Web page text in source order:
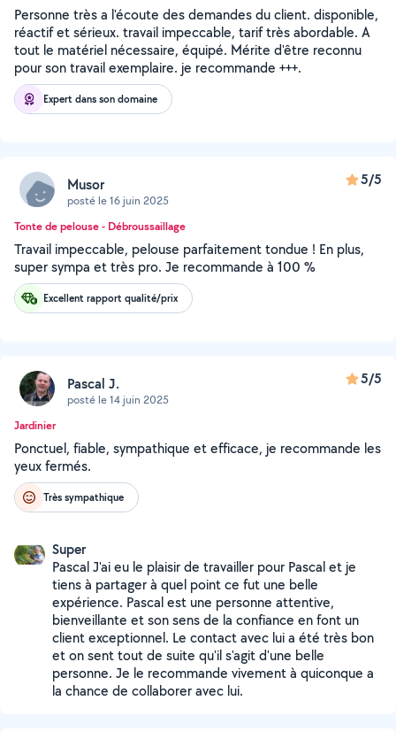
Personne très a l'écoute des demandes du client. disponible,
réactif et sérieux. travail impeccable, tarif très abordable. A
tout le matériel nécessaire, équipé. Mérite d'être reconnu
pour son travail exemplaire. je recommande +++.
Expert dans son domaine
Musor
posté le 16 juin 2025
5/5
Tonte de pelouse - Débroussaillage
Travail impeccable, pelouse parfaitement tondue ! En plus,
super sympa et très pro. Je recommande à 100 %
Excellent rapport qualité/prix
Pascal J.
posté le 14 juin 2025
5/5
Jardinier
Ponctuel, fiable, sympathique et efficace, je recommande les
yeux fermés.
Très sympathique
Super
Pascal J'ai eu le plaisir de travailler pour Pascal et je
tiens à partager à quel point ce fut une belle
expérience. Pascal est une personne attentive,
bienveillante et son sens de la confiance en font un
client exceptionnel. Le contact avec lui a été très bon
et on sent tout de suite qu'il s'agit d'une belle
personne. Je le recommande vivement à quiconque a
la chance de collaborer avec lui.